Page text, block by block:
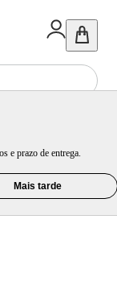
e prazo de entrega.
Mais tarde